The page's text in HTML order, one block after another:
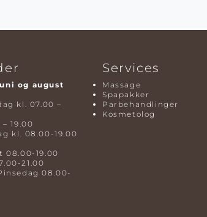
og august
kl. 07.00 –
19.00
kl. 08.00-19.00
19.00
21.00
08.00-
Services
Massage
Spapakker
Parbehandlinger
Kosmetolog